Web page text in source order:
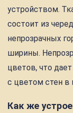
устройством.
состоит из
непрозрачных
ширины.
цветов, что
с цветом стен в
Как же